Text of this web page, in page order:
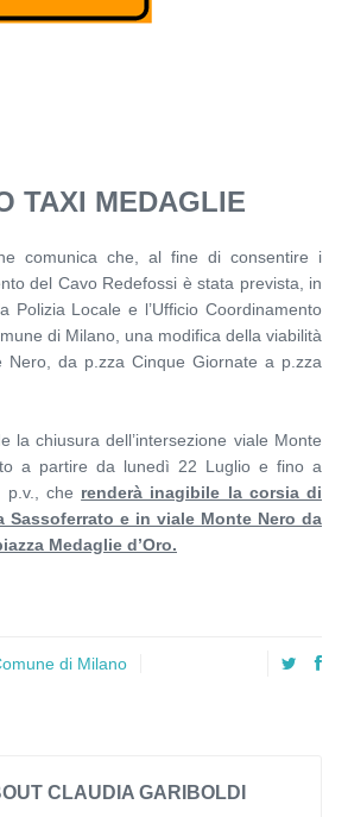
TAXI MEDAGLIE
comunica che, al fine di consentire i
del Cavo Redefossi è stata prevista, in
Polizia Locale e l’Ufficio Coordinamento
di Milano, una modifica della viabilità
Nero, da p.zza Cinque Giornate a p.zza
la chiusura dell’intersezione viale Monte
a partire da lunedì 22 Luglio e fino a
p.v., che renderà inagibile la corsia di
e in viale Monte Nero da
Medaglie d’Oro.
di Milano
CLAUDIA GARIBOLDI